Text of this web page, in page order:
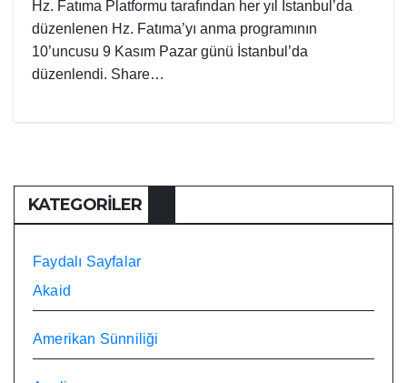
Hz. Fatıma Platformu tarafından her yıl İstanbul’da
düzenlenen Hz. Fatıma’yı anma programının
10’uncusu 9 Kasım Pazar günü İstanbul’da
düzenlendi. Share…
KATEGORILER
Faydalı Sayfalar
Akaid
Amerikan Sünniliği